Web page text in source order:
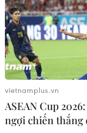
vietnamplus.vn
ASEAN Cup
ngợi chiến thắng